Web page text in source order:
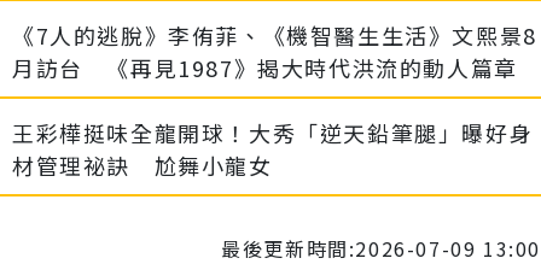
《7人的逃脫》李侑菲、《機智醫生生活》文熙景8
月訪台 《再見1987》揭大時代洪流的動人篇章
王彩樺挺味全龍開球！大秀「逆天鉛筆腿」曝好身
材管理祕訣 尬舞小龍女
最後更新時間:2026-07-09 13:00